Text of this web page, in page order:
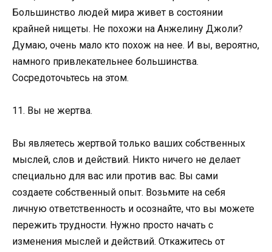
Большинство людей мира живет в состоянии
крайней нищеты. Не похожи на Анжелину Джоли?
Думаю, очень мало кто похож на нее. И вы, вероятно,
намного привлекательнее большинства.
Сосредоточьтесь на этом.
11. Вы не жертва.
Вы являетесь жертвой только ваших собственных
мыслей, слов и действий. Никто ничего не делает
специально для вас или против вас. Вы сами
создаете собственный опыт. Возьмите на себя
личную ответственность и осознайте, что вы можете
пережить трудности. Нужно просто начать с
изменения мыслей и действий. Откажитесь от